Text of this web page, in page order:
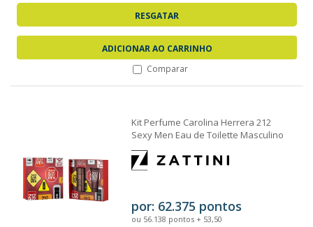
RESGATAR
ADICIONAR AO CARRINHO
Comparar
Kit Perfume Carolina Herrera 212
Sexy Men Eau de Toilette Masculino
100ml +...
por: 62.375 pontos
ou 56.138 pontos + 53,50